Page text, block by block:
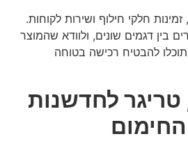
חלקי חילוף ושירות לקוחות.
בין דגמים שונים, ולוודא שהמוצר
להבטיח רכישה בטוחה
טריגר לחדשנות